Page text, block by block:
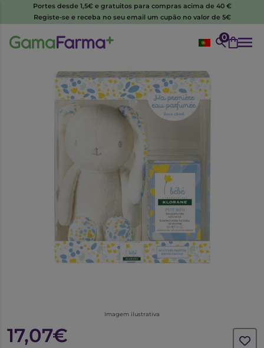
Portes desde 1,5€ e gratuitos para compras acima de 40 €
Registe-se e receba no seu email um cupão no valor de 5€
0
Imagem ilustrativa
17,07€